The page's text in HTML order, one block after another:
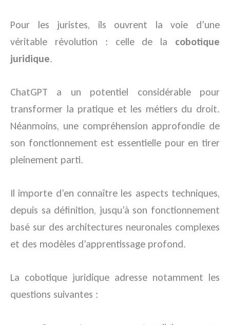
Pour les juristes, ils ouvrent la voie d’une
véritable révolution : celle de la cobotique
juridique.
ChatGPT a un potentiel considérable pour
transformer la pratique et les métiers du droit.
Néanmoins, une compréhension approfondie de
son fonctionnement est essentielle pour en tirer
pleinement parti.
Il importe d’en connaître les aspects techniques,
depuis sa définition, jusqu’à son fonctionnement
basé sur des architectures neuronales complexes
et des modèles d’apprentissage profond.
La cobotique juridique adresse notamment les
questions suivantes :